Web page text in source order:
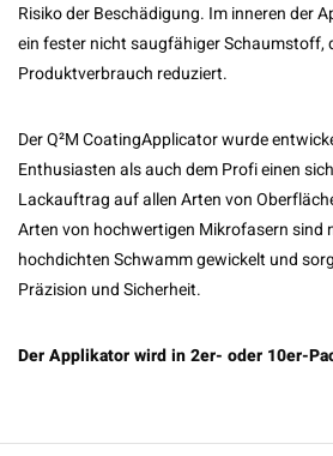
Risiko der Beschädigung. Im inneren der
ein fester nicht saugfähiger Schaumstoff,
Produktverbrauch reduziert.
Der Q²M CoatingApplicator wurde
Enthusiasten als auch dem Profi einen
Lackauftrag auf allen Arten von
Arten von hochwertigen Mikrofasern sind
hochdichten Schwamm gewickelt und
Präzision und Sicherheit.
Der Applikator wird in 2er- oder 10er-